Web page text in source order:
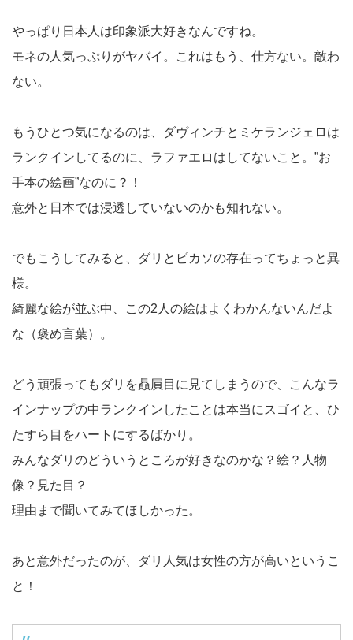
やっぱり日本人は印象派大好きなんですね。
モネの人気っぷりがヤバイ。これはもう、仕方ない。敵わ
ない。
もうひとつ気になるのは、ダヴィンチとミケランジェロは
ランクインしてるのに、ラファエロはしてないこと。”お
手本の絵画”なのに？！
意外と日本では浸透していないのかも知れない。
でもこうしてみると、ダリとピカソの存在ってちょっと異
様。
綺麗な絵が並ぶ中、この2人の絵はよくわかんないんだよ
な（褒め言葉）。
どう頑張ってもダリを贔屓目に見てしまうので、こんなラ
インナップの中ランクインしたことは本当にスゴイと、ひ
たすら目をハートにするばかり。
みんなダリのどういうところが好きなのかな？絵？人物
像？見た目？
理由まで聞いてみてほしかった。
あと意外だったのが、ダリ人気は女性の方が高いというこ
と！